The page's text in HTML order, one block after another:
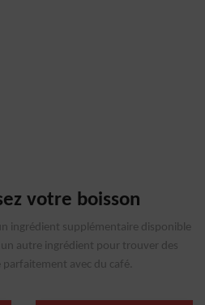
votre boisson
ingrédient supplémentaire disponible
un autre ingrédient pour trouver des
avec du café.